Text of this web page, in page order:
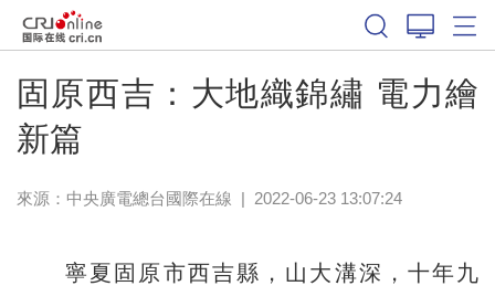
固原西吉：大地織錦繡 電力繪
新篇
來源：中央廣電總台國際在線 | 2022-06-23 13:07:24
寧夏固原市西吉縣，山大溝深，十年九